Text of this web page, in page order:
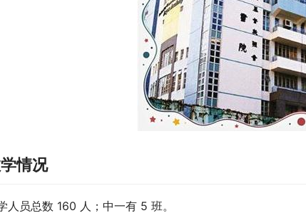
情况
人员总数 160 人；中一有 5 班。